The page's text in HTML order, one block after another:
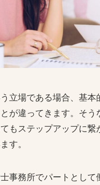
立場である場合、基本
が違ってきます。そう
もステップアップに繋
す。
事務所でパートとして